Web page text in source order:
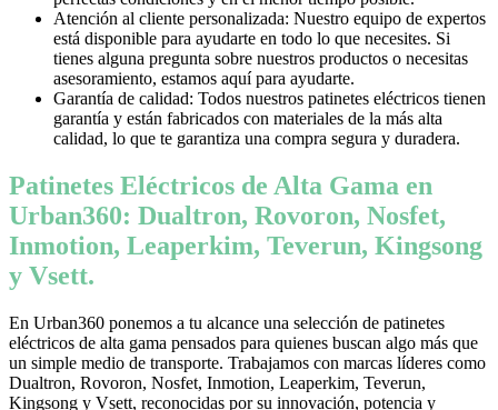
Atención al cliente personalizada: Nuestro equipo de expertos
está disponible para ayudarte en todo lo que necesites. Si
tienes alguna pregunta sobre nuestros productos o necesitas
asesoramiento, estamos aquí para ayudarte.
Garantía de calidad: Todos nuestros patinetes eléctricos tienen
garantía y están fabricados con materiales de la más alta
calidad, lo que te garantiza una compra segura y duradera.
Patinetes Eléctricos de Alta Gama en
Urban360: Dualtron, Rovoron, Nosfet,
Inmotion, Leaperkim, Teverun, Kingsong
y Vsett.
En Urban360 ponemos a tu alcance una selección de patinetes
eléctricos de alta gama pensados para quienes buscan algo más que
un simple medio de transporte. Trabajamos con marcas líderes como
Dualtron, Rovoron, Nosfet, Inmotion, Leaperkim, Teverun,
Kingsong y Vsett, reconocidas por su innovación, potencia y